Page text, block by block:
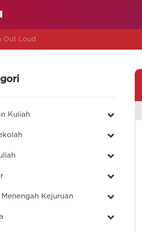
Out Loud
Kuliah
Kejuruan